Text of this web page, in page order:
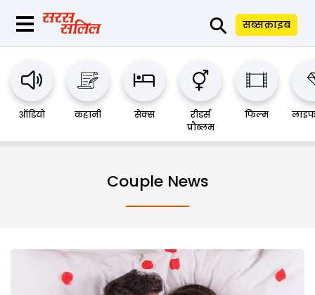
⚲ सब्सक्राइब
ऑडियो कहानी सेक्स
रीडर्स
प्रौब्लम
फिल्म
Couple News